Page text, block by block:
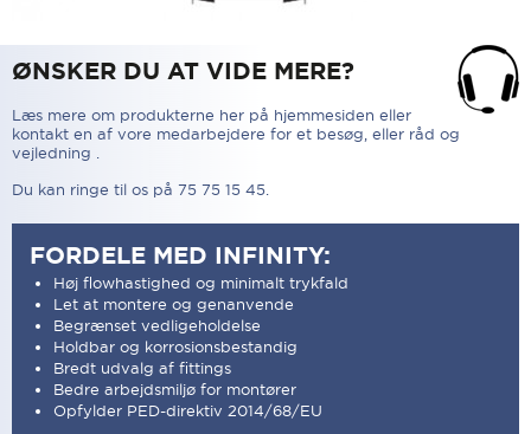
ØNSKER DU AT VIDE MERE?
Læs mere om produkterne her på hjemmesiden eller
kontakt en af vore medarbejdere for et besøg, eller råd og
vejledning .
Du kan ringe til os på 75 75 15 45.
FORDELE MED INFINITY:
Høj flowhastighed og minimalt trykfald
Let at montere og genanvende
Begrænset vedligeholdelse
Holdbar og korrosionsbestandig
Bredt udvalg af fittings
Bedre arbejdsmiljø for montører
Opfylder PED-direktiv 2014/68/EU